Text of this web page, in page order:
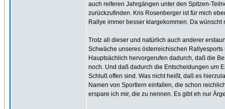
auch reiferen Jahrgängen unter den Spitzen-
zurückzufinden. Kris Rosenberger ist für mich
Rallye immer besser klargekommen. Da
Trotz all dieser und natürlich auch anderer
Schwäche unseres österreichischen
Hauptsächlich hervorgerufen dadurch, daß die
noch. Und daß dadurch die Entscheidungen um
Schluß offen sind. Was nicht heißt, daß es
Namen von Sportlern einfallen, die schon
erspare ich mir, die zu nennen. Es gibt eh nur